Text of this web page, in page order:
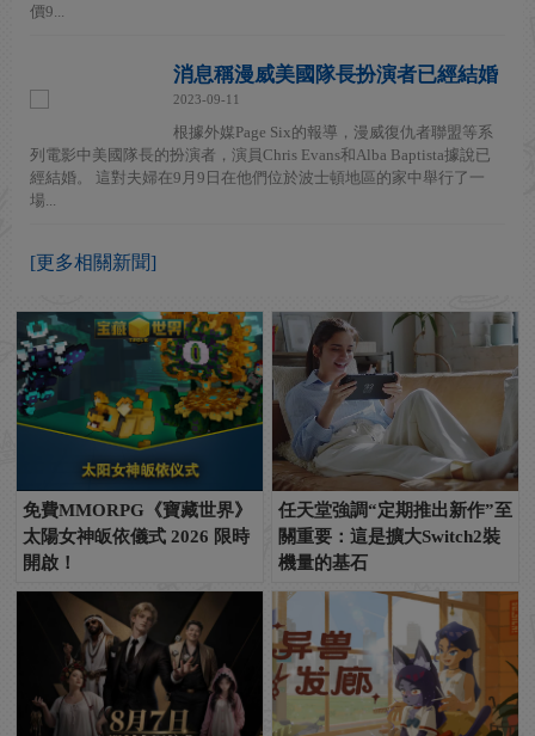
價9...
消息稱漫威美國隊長扮演者已經結婚
2023-09-11
根據外媒Page Six的報導，漫威復仇者聯盟等系
列電影中美國隊長的扮演者，演員Chris Evans和Alba Baptista據說已
經結婚。 這對夫婦在9月9日在他們位於波士頓地區的家中舉行了一
場...
[更多相關新聞]
免費MMORPG《寶藏世界》
太陽女神皈依儀式 2026 限時
開啟！
任天堂強調“定期推出新作”至
關重要：這是擴大Switch2裝
機量的基石